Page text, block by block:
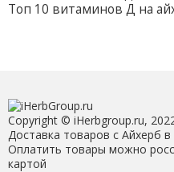
Топ 10 витаминов Д на
Copyright © iHerbgroup.ru,
Доставка товаров с Айхерб
Оплатить товары можно
картой